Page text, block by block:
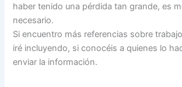
haber tenido una pérdida tan grande, es
necesario.
Si encuentro más referencias sobre
iré incluyendo, si conocéis a quienes lo
enviar la información.